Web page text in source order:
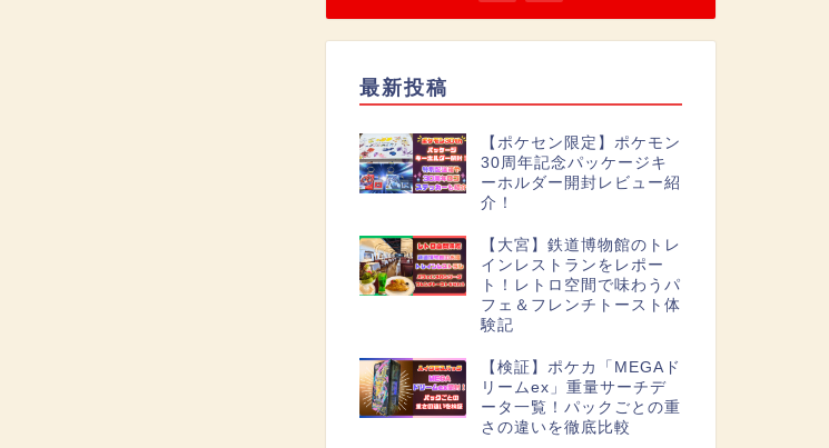
最新投稿
【ポケセン限定】ポケモン
30周年記念パッケージキ
ーホルダー開封レビュー紹
介！
【大宮】鉄道博物館のトレ
インレストランをレポー
ト！レトロ空間で味わうパ
フェ＆フレンチトースト体
験記
【検証】ポケカ「MEGAド
リームex」重量サーチデ
ータ一覧！パックごとの重
さの違いを徹底比較